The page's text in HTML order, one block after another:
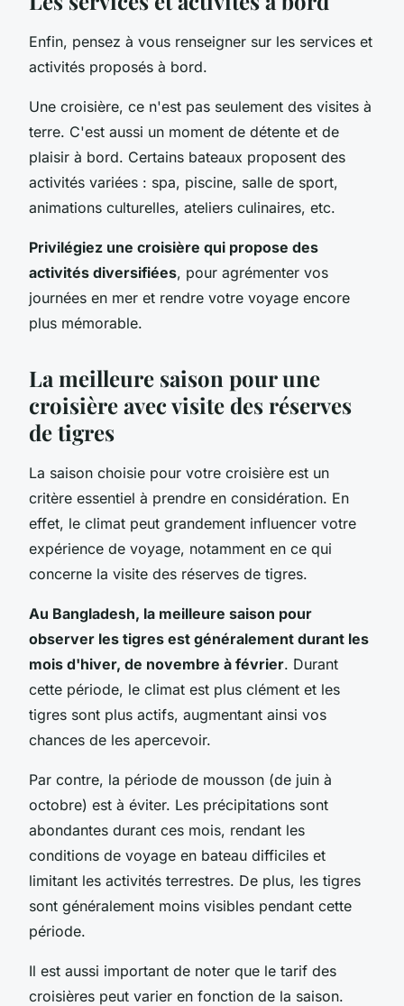
Enfin, pensez à vous renseigner sur les services et
activités proposés à bord.
Une croisière, ce n'est pas seulement des visites à
terre. C'est aussi un moment de détente et de
plaisir à bord. Certains bateaux proposent des
activités variées : spa, piscine, salle de sport,
animations culturelles, ateliers culinaires, etc.
Privilégiez une croisière qui propose des
activités diversifiées, pour agrémenter vos
journées en mer et rendre votre voyage encore
plus mémorable.
La meilleure saison pour une
croisière avec visite des réserves
de tigres
La saison choisie pour votre croisière est un
critère essentiel à prendre en considération. En
effet, le climat peut grandement influencer votre
expérience de voyage, notamment en ce qui
concerne la visite des réserves de tigres.
Au Bangladesh, la meilleure saison pour
observer les tigres est généralement durant les
mois d'hiver, de novembre à février. Durant
cette période, le climat est plus clément et les
tigres sont plus actifs, augmentant ainsi vos
chances de les apercevoir.
Par contre, la période de mousson (de juin à
octobre) est à éviter. Les précipitations sont
abondantes durant ces mois, rendant les
conditions de voyage en bateau difficiles et
limitant les activités terrestres. De plus, les tigres
sont généralement moins visibles pendant cette
période.
Il est aussi important de noter que le tarif des
croisières peut varier en fonction de la saison.